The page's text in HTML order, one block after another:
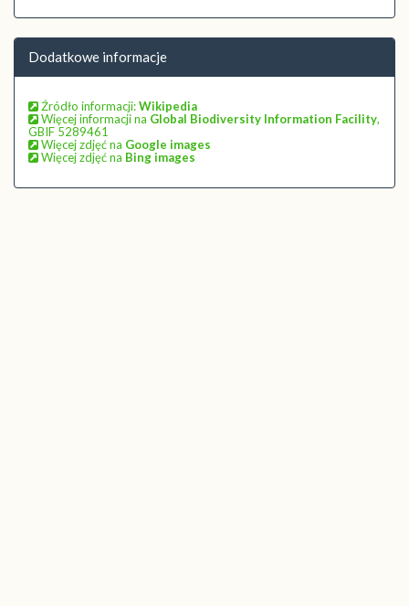
Dodatkowe informacje
Źródło informacji:Wikipedia
Więcej informacji na Global Biodiversity Information Facility,
GBIF 5289461
Więcej zdjęć na Google images
Więcej zdjęć na Bing images